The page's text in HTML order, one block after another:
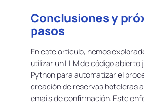
Conclusiones y
pasos
En este artículo, hemos
utilizar un LLM de código abierto
Python para automatizar el
creación de reservas hoteleras
emails de confirmación. Este